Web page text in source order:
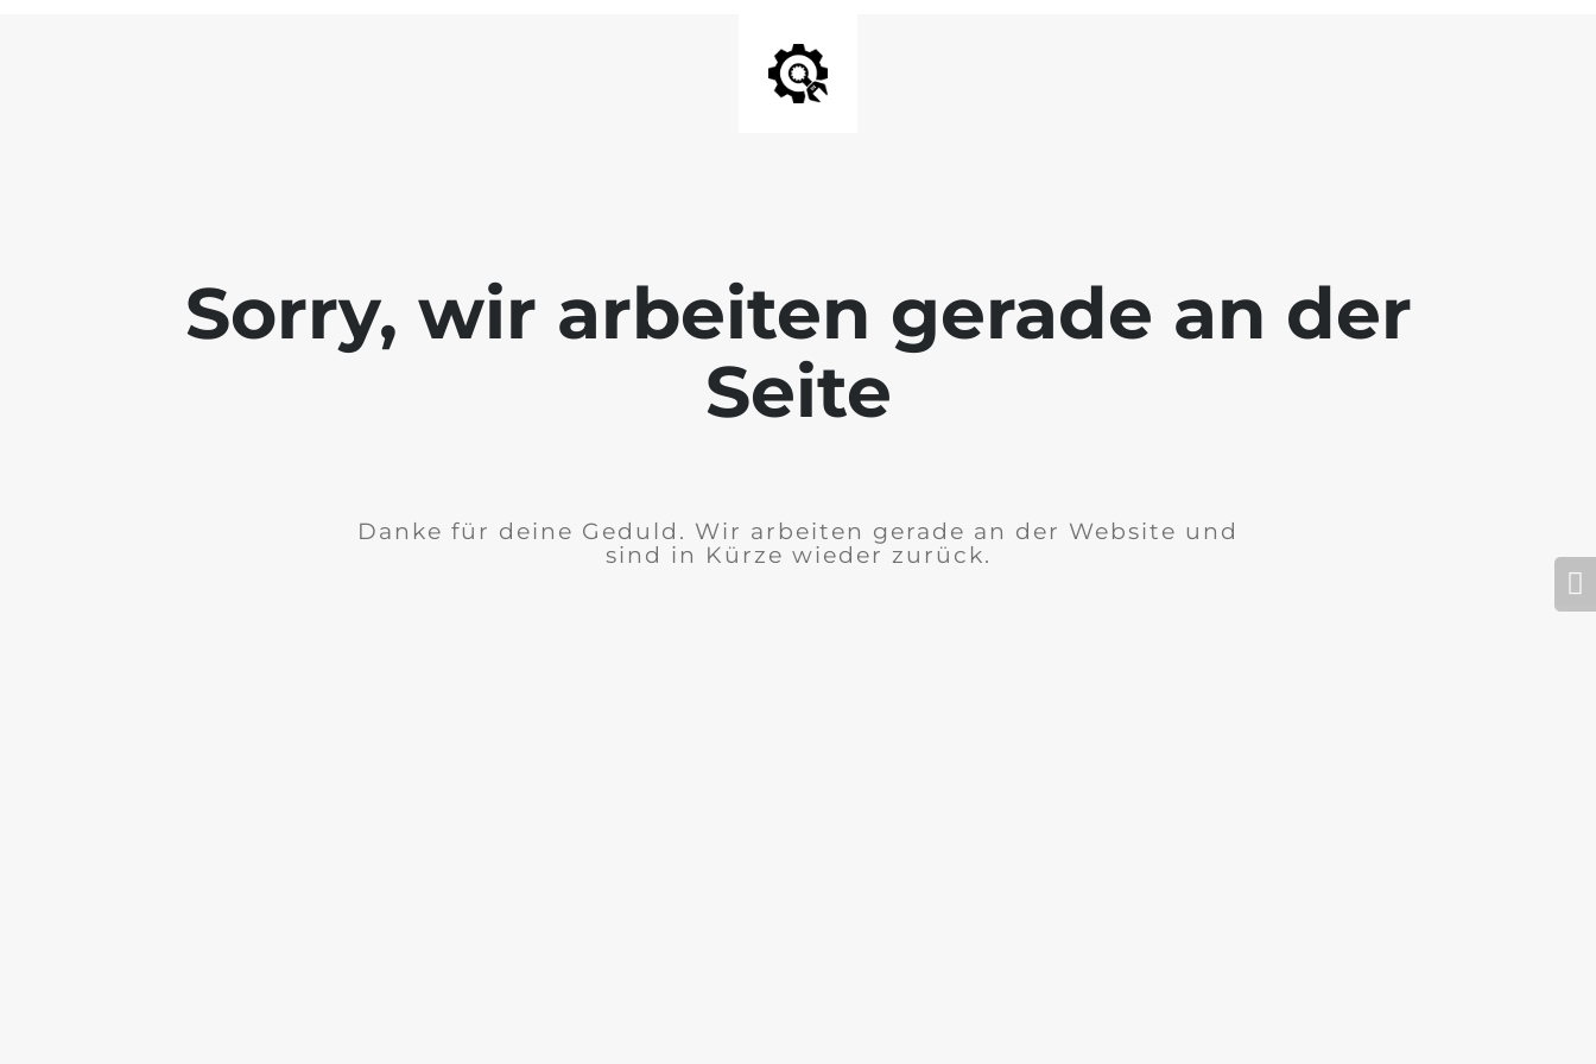
Sorry, wir arbeiten gerade an der
Seite
Danke für deine Geduld. Wir arbeiten gerade an der Website und
sind in Kürze wieder zurück.